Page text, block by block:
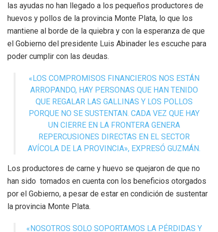
las ayudas no han llegado a los pequeños productores de
huevos y pollos de la provincia Monte Plata, lo que los
mantiene al borde de la quiebra y con la esperanza de que
el Gobierno del presidente Luis Abinader les escuche para
poder cumplir con las deudas.
«LOS COMPROMISOS FINANCIEROS NOS ESTÁN
ARROPANDO, HAY PERSONAS QUE HAN TENIDO
QUE REGALAR LAS GALLINAS Y LOS POLLOS
PORQUE NO SE SUSTENTAN. CADA VEZ QUE HAY
UN CIERRE EN LA FRONTERA GENERA
REPERCUSIONES DIRECTAS EN EL SECTOR
AVÍCOLA DE LA PROVINCIA», EXPRESÓ GUZMÁN.
Los productores de carne y huevo se quejaron de que no
han sido tomados en cuenta con los beneficios otorgados
por el Gobierno, a pesar de estar en condición de sustentar
la provincia Monte Plata.
«NOSOTROS SOLO SOPORTAMOS LA PÉRDIDAS Y